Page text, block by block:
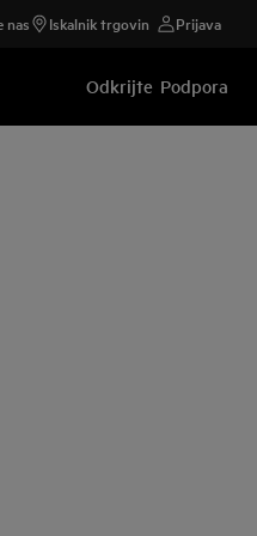
nas Iskalnik trgovin Prijava
Odkrijte Podpora